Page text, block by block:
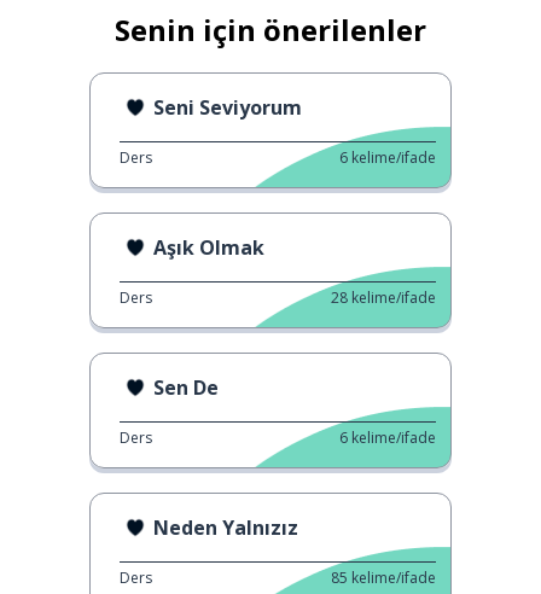
Senin için önerilenler
Seni Seviyorum
Ders 6 kelime/ifade
Aşık Olmak
Ders 28 kelime/ifade
Sen De
Ders 6 kelime/ifade
Neden Yalnızız
Ders 85 kelime/ifade